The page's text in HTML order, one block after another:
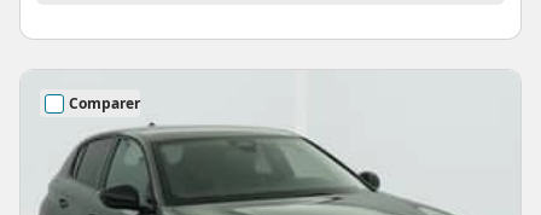
Comparer